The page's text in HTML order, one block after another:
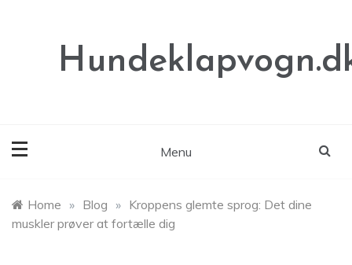
Menu
Home » Blog » Kroppens glemte sprog: Det dine
muskler prøver at fortælle dig